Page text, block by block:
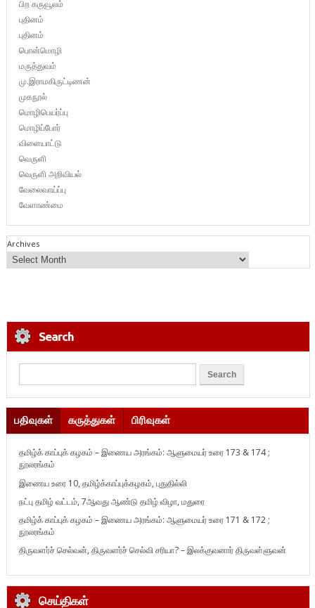
பிற கருவூலம்
புதினம்
புதினம்
பொன்மொழி
மருத்துவம்
மு.இராமகிருட்டிணன்
முகநூல்
மொழிபெயர்ப்பு
மொழிப்போர்
விளையாட்டு
வெருளி
வெருளி அறிவியல்
வேலைவாய்ப்பு
வேளாண்மை
Archives
Search
பதிவுகள் கருத்துகள் பிரிவுகள்
தமிழ்க் காப்புக் கழகம் – இணைய அரங்கம்: ஆளுமையர் உரை 173 & 174 ;
நூலரங்கம்
இணைய உரை 10, தமிழ்க்காப்புக்கழகம், புதுதில்லி
நட்பு தமிழ் வட்டம், 7ஆவது ஆண்டு தமிழ் விழா, மதுரை
தமிழ்க் காப்புக் கழகம் – இணைய அரங்கம்: ஆளுமையர் உரை 171 & 172 ;
நூலரங்கம்
திருவளர்ச் செல்வன், திருவளர்ச் செல்வி சரியா? – இலக்குவனார் திருவள்ளுவன்
செய்திகள்